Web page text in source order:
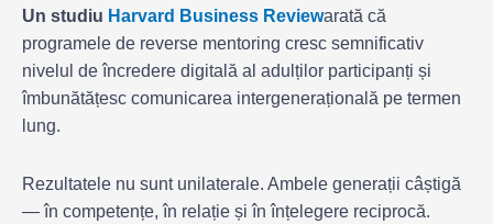
Un studiu Harvard Business Reviewarată că
programele de reverse mentoring cresc semnificativ
nivelul de încredere digitală al adulților participanți și
îmbunătățesc comunicarea intergenerațională pe termen
lung.
Rezultatele nu sunt unilaterale. Ambele generații câștigă
— în competențe, în relație și în înțelegere reciprocă.